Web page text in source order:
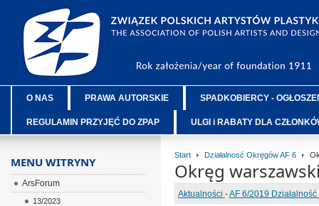
O NAS PRAWA AUTORSKIE SPADKOBIERCY -
REGULAMIN PRZYJĘĆ DO ZPAP ULGI i RABATY DLA
Start Działalnosć Okręgów AF 6
Okręg
Aktualności -AF 6/2019
MENU WITRYNY
ArsForum
13/2023